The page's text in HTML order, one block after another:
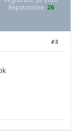
Reputazione: 26
#3